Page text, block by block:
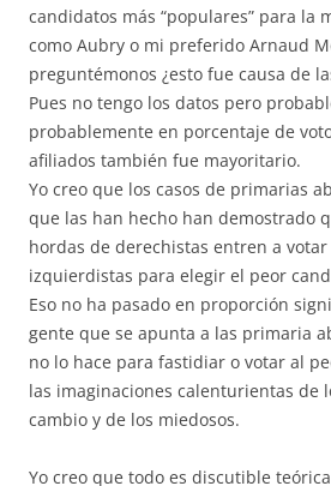
candidatos más “populares” para la
como Aubry o mi preferido Arnaud
preguntémonos ¿esto fue causa de
Pues no tengo los datos pero
probablemente en porcentaje de
afiliados también fue mayoritario.
Yo creo que los casos de primarias
que las han hecho han demostrado
hordas de derechistas entren a
izquierdistas para elegir el peor
Eso no ha pasado en proporción
gente que se apunta a las primaria
no lo hace para fastidiar o votar al
las imaginaciones calenturientas de
cambio y de los miedosos.
Yo creo que todo es discutible